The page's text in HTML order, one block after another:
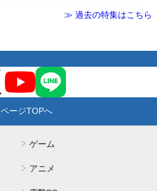
≫ 過去の特集はこちら
ページTOPへ
ゲーム
アニメ